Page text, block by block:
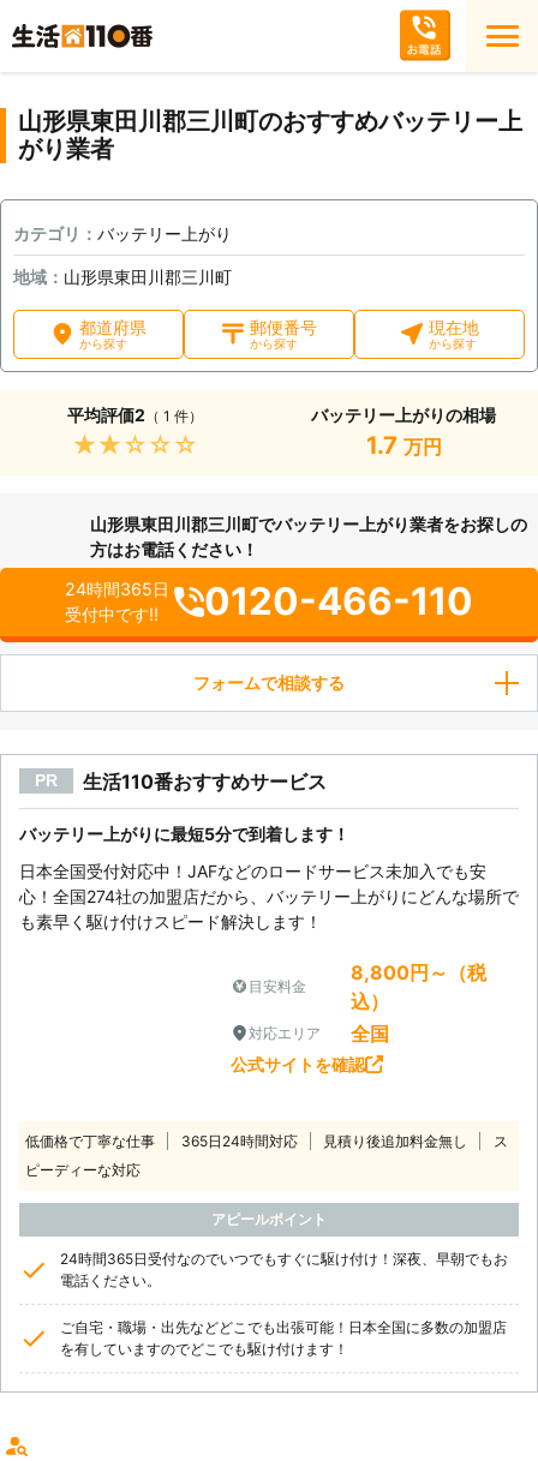
山形県東田川郡三川町のおすすめバッテリー上
がり業者
カテゴリ： バッテリー上がり
地域： 山形県東田川郡三川町
都道府県
から探す
郵便番号
から探す
現在地
から探す
平均評価2 （ 1 件）
★★★★★
バッテリー上がりの相場
1.7 万円
山形県東田川郡三川町でバッテリー上がり業者をお探しの
方はお電話ください！
24時間365日
受付中です!!
0120-466-110
フォームで相談する
PR 生活110番おすすめサービス
バッテリー上がりに最短5分で到着します！
日本全国受付対応中！JAFなどのロードサービス未加入でも安
心！全国274社の加盟店だから、バッテリー上がりにどんな場所で
も素早く駆け付けスピード解決します！
目安料金
8,800円～（税
込）
対応エリア 全国
公式サイトを確認
低価格で丁寧な仕事 365日24時間対応 見積り後追加料金無し
ス
ピーディーな対応
アピールポイント
24時間365日受付なのでいつでもすぐに駆け付け！深夜、早朝でもお
電話ください。
ご自宅・職場・出先などどこでも出張可能！日本全国に多数の加盟店
を有していますのでどこでも駆け付けます！